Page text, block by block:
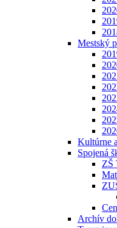
Mestský
Kultúrne
Spojená
ZŠ
Archív